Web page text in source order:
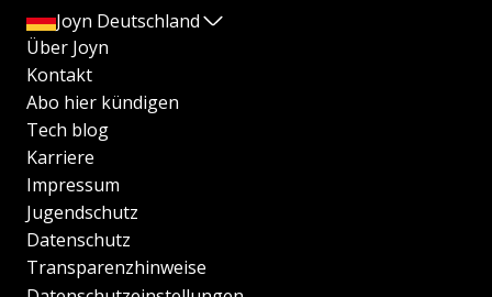
Joyn Deutschland
Über Joyn
Kontakt
Abo hier kündigen
Tech blog
Karriere
Impressum
Jugendschutz
Datenschutz
Transparenzhinweise